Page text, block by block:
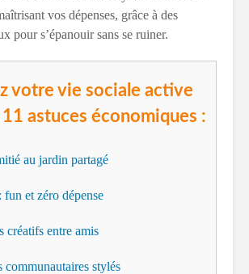
vos dépenses, grâce à des
pour s’épanouir sans se ruiner.
votre vie sociale active
astuces économiques :
au jardin partagé
fun et zéro dépense
créatifs entre amis
communautaires stylés